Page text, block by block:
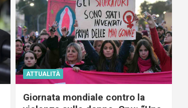
ATTUALITÀ
Giornata mondiale contro la